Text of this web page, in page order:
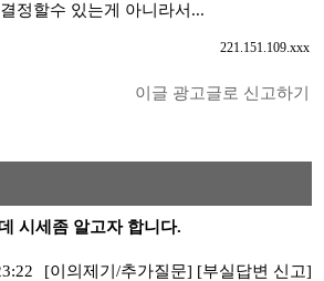
정할수 있는게 아니라서...
221.151.109.xxx
이글 광고글로 신고하기
시세좀 알고자 합니다.
[이의제기/추가질문] [부실답변 신고]